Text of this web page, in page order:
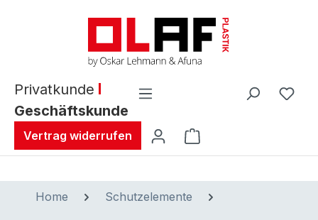
Privatkunde
Geschäftskunde
Vertrag widerrufen Warenkorb enthält
Home Schutzelemente